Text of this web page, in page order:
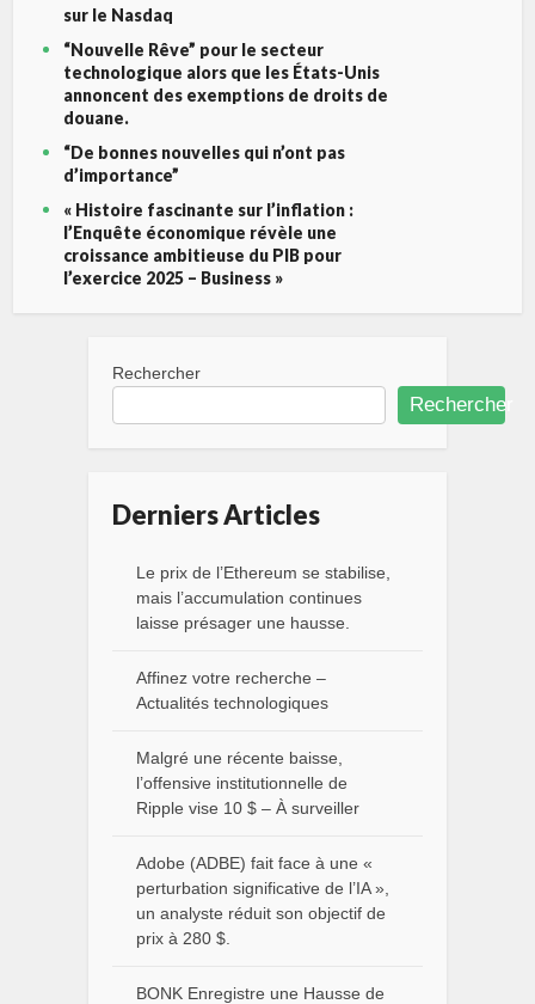
sur le Nasdaq
“Nouvelle Rêve” pour le secteur
technologique alors que les États-Unis
annoncent des exemptions de droits de
douane.
“De bonnes nouvelles qui n’ont pas
d’importance”
« Histoire fascinante sur l’inflation :
l’Enquête économique révèle une
croissance ambitieuse du PIB pour
l’exercice 2025 – Business »
Rechercher
Rechercher
Derniers Articles
Le prix de l’Ethereum se stabilise,
mais l’accumulation continues
laisse présager une hausse.
Affinez votre recherche –
Actualités technologiques
Malgré une récente baisse,
l’offensive institutionnelle de
Ripple vise 10 $ – À surveiller
Adobe (ADBE) fait face à une «
perturbation significative de l’IA »,
un analyste réduit son objectif de
prix à 280 $.
BONK Enregistre une Hausse de